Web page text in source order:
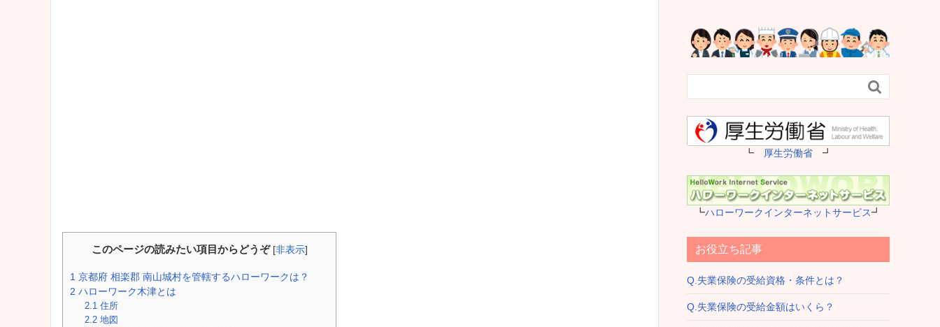
このページの読みたい項目からどうぞ [非表示]
1 京都府 相楽郡 南山城村を管轄するハローワークは？
2 ハローワーク木津とは
2.1 住所
2.2 地図

┗ 厚生労働省 ┛
┗ハローワークインターネットサービス┛
お役立ち記事
Q.失業保険の受給資格・条件とは？
Q.失業保険の受給金額はいくら？